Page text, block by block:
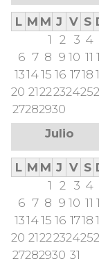
L M M J V S
1
2 3 4
6 7 8 9 10 11
131415 16 1718
20 2122232425
27282930
Julio
L M M J V S
1
2 3 4
6 7 8 9 10 11
131415 16 1718
20 2122232425
27282930 31